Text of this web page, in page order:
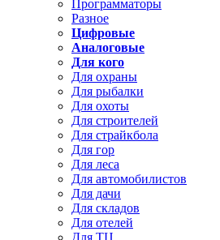
Программаторы
Разное
Цифровые
Аналоговые
Для кого
Для охраны
Для рыбалки
Для охоты
Для строителей
Для страйкбола
Для гор
Для леса
Для автомобилистов
Для дачи
Для складов
Для отелей
Для ТЦ